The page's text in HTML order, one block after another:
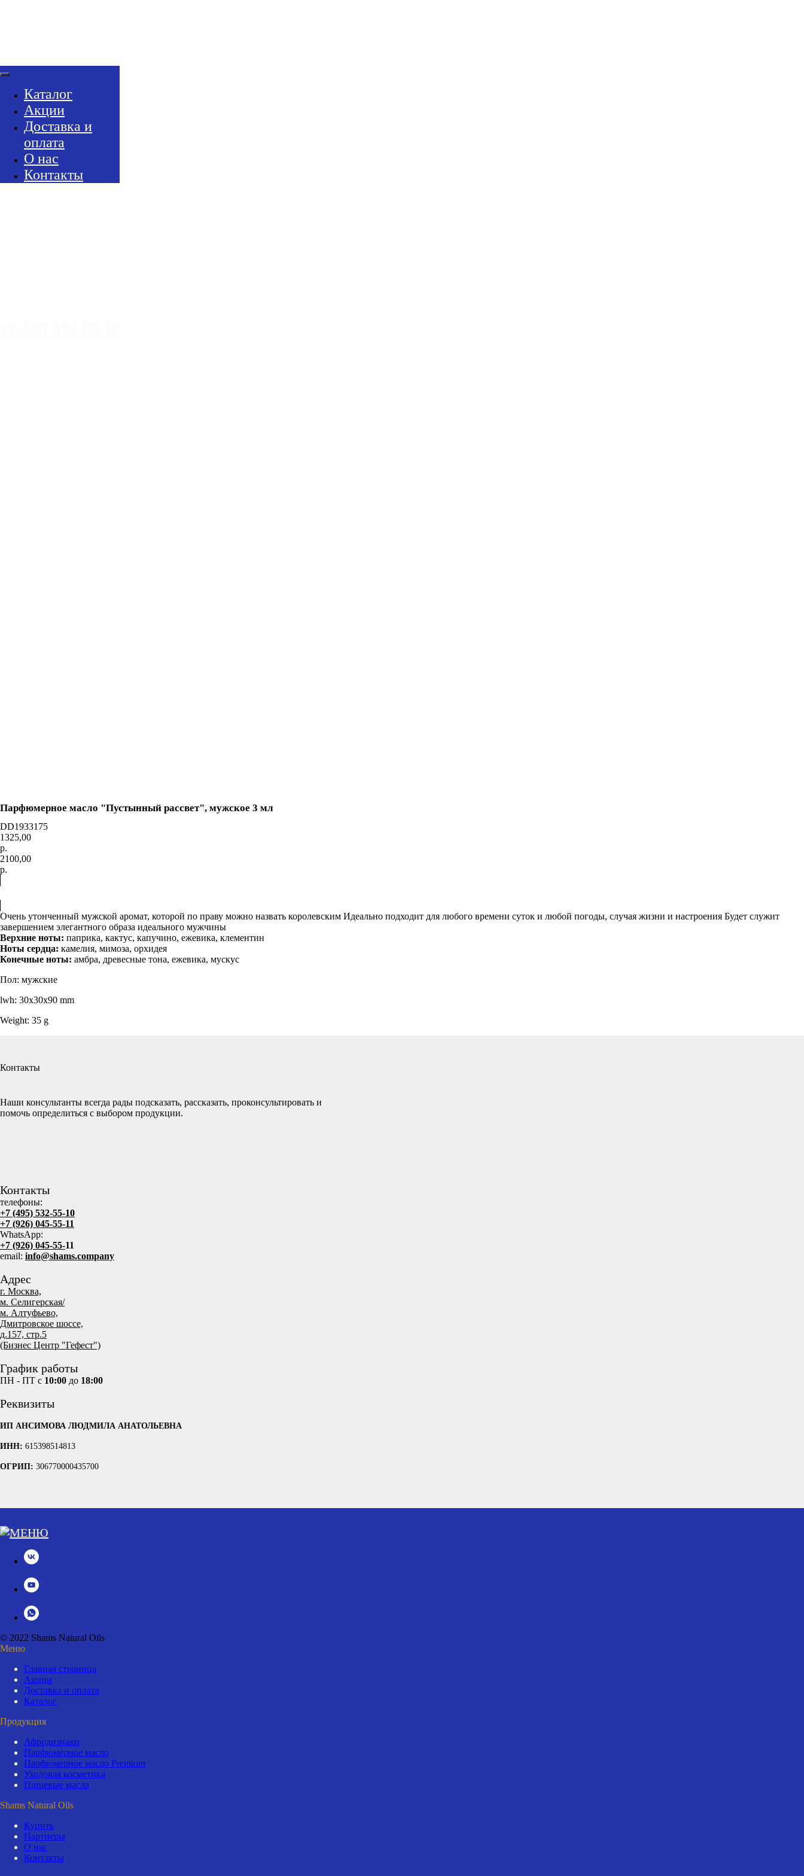
Каталог
Акции
Доставка и
оплата
О нас
Контакты
Парфюмерное масло "Пустынный рассвет", мужское 3 мл
DD1933175
1325,00
р.
2100,00
р.
Очень утонченный мужской аромат, которой по праву можно назвать королевским Идеально подходит для любого времени суток и любой погоды, случая жизни и настроения Будет служит
завершением элегантного образа идеального мужчины
Верхние ноты: паприка, кактус, капучино, ежевика, клементин
Ноты сердца: камелия, мимоза, орхидея
Конечные ноты: амбра, древесные тона, ежевика, мускус
Пол: мужские
lwh: 30x30x90 mm
Weight: 35 g
Контакты
Наши консультанты всегда рады подсказать, рассказать, проконсультировать и
помочь определиться с выбором продукции.
Контакты
телефоны:
+7 (495) 532-55-10
+7 (926) 045-55-11
WhatsApp:
+7 (926) 045-55-11
email: info@shams.company
Адрес
г. Москва,
м. Селигерская/
м. Алтуфьево,
Дмитровское шоссе,
д.157, стр.5
(Бизнес Центр "Гефест")
График работы
ПН - ПТ с 10:00 до 18:00
Реквизиты
ИП АНСИМОВА ЛЮДМИЛА АНАТОЛЬЕВНА
ИНН: 615398514813
ОГРИП: 306770000435700
© 2022 Shams Natural Oils
Меню
Главная страница
Акции
Доставка и оплата
Каталог
Продукция
Афродизиаки
Парфюмерное масло
Парфюмерное масло Premium
Уходовая косметика
Пищевые масла
Shams Natural Oils
Купить
Партнеры
О нас
Контакты